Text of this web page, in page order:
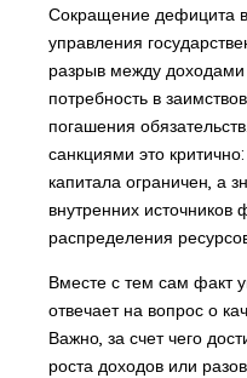
Сокращение дефицита
управления
разрыв между
потребность в
погашения
санкциями это
капитала ограничен, а
внутренних источников
распределения
Вместе с тем сам факт
отвечает на вопрос о
Важно, за счет чего
роста доходов или